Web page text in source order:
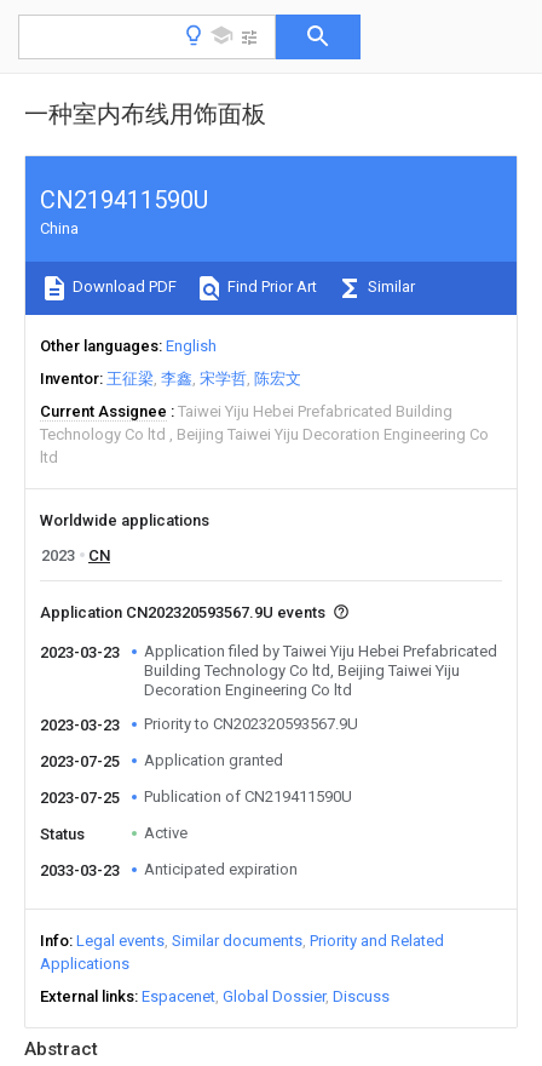
一种室内布线用饰面板
Abstract
CN219411590U
China
Download PDF Find Prior Art Similar
Other languages English
Inventor 王征梁 李鑫 宋学哲 陈宏文
Current Assignee
Taiwei Yiju Hebei Prefabricated Building
Technology Co ltd
Beijing Taiwei Yiju Decoration Engineering Co
ltd
Worldwide applications
2023
CN
Application CN202320593567.9U events
2023-03-23
Application filed by Taiwei Yiju Hebei Prefabricated
Building Technology Co ltd, Beijing Taiwei Yiju
Decoration Engineering Co ltd
2023-03-23
Priority to CN202320593567.9U
2023-07-25 Application granted
2023-07-25 Publication of CN219411590U
Status Active
2033-03-23 Anticipated expiration
Info Legal events Similar documents Priority and Related
Applications
External links Espacenet Global Dossier Discuss